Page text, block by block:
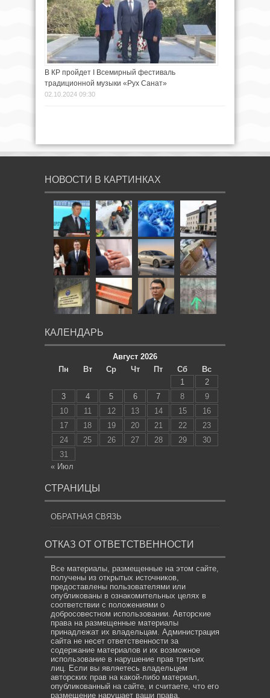
В КР пройдет I Всемирный фестиваль
традиционной музыки «Рух Санат»
02.10.2024 09:30
НОВОСТИ В КАРТИНКАХ
КАЛЕНДАРЬ
Август 2026
Пн
Вт Ср Чт Пт Сб
Вс
1
2
3
4 5 6 7 8
9
10
11 12 13 14 15
16
17
18 19 20 21 22
23
24
25 26 27 28 29
30
31
« Июл
СТРАНИЦЫ
ОБРАТНАЯ СВЯЗЬ
ОТКАЗ ОТ ОТВЕТСТВЕННОСТИ
Все материалы, размещенные на этом сайте,
получены из открытых источников,
предоставлены пользователями или
опубликованы в ознакомительных целях в
соответствии с положениями о
добросовестном использовании. Авторские
права на размещенные материалы
принадлежат их владельцам. Администрация
сайта не несет ответственности за
содержание материалов и их возможное
использование в нарушение прав третьих
лиц. Если вы являетесь владельцем
авторских прав на какой-либо материал,
опубликованный на сайте, и считаете, что его
размещение нарушает ваши права,